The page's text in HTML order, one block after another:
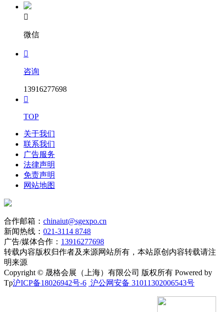

微信

咨询
13916277698

TOP
关于我们
联系我们
广告服务
法律声明
免责声明
网站地图
合作邮箱： chinaiut@sgexpo.cn
新闻热线： 021-3114 8748
广告/媒体合作： 13916277698
转载内容版权归作者及来源网站所有，本站原创内容转载请注
明来源
Copyright © 晟格会展（上海）有限公司 版权所有 Powered by
Tp沪ICP备18026942号-6 沪公网安备 31011302006543号